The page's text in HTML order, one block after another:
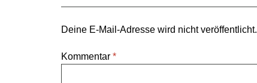
Deine E-Mail-Adresse wird nicht veröffentlicht.
Kommentar *